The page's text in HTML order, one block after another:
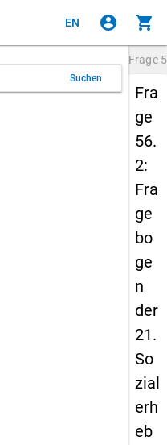
EN account_circle shopping_cart
Suchen
Frage
Fra
ge
56.
2:
Fra
ge
bo
ge
n
der
21.
So
zial
erh
eb